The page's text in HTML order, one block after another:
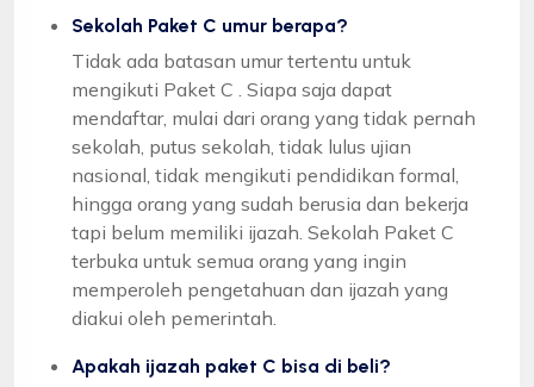
Sekolah Paket C umur berapa?
Tidak ada batasan umur tertentu untuk
mengikuti Paket C . Siapa saja dapat
mendaftar, mulai dari orang yang tidak pernah
sekolah, putus sekolah, tidak lulus ujian
nasional, tidak mengikuti pendidikan formal,
hingga orang yang sudah berusia dan bekerja
tapi belum memiliki ijazah. Sekolah Paket C
terbuka untuk semua orang yang ingin
memperoleh pengetahuan dan ijazah yang
diakui oleh pemerintah.
Apakah ijazah paket C bisa di beli?